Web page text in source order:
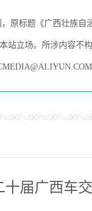
原标题《广西壮族
站立场。所涉内容不
十届广西车